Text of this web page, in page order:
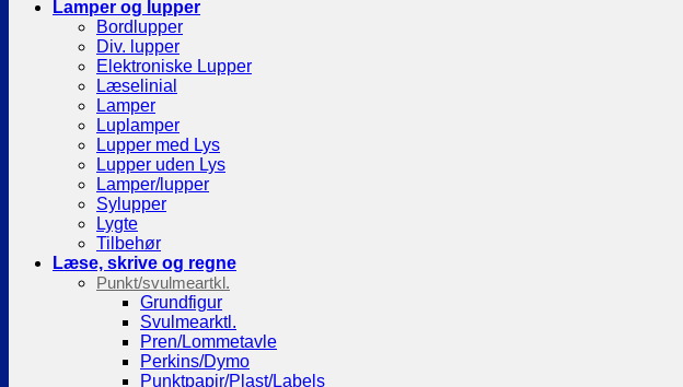
Lamper og lupper
Bordlupper
Div. lupper
Elektroniske Lupper
Læselinial
Lamper
Luplamper
Lupper med Lys
Lupper uden Lys
Lamper/lupper
Sylupper
Lygte
Tilbehør
Læse, skrive og regne
Punkt/svulmeartkl.
Grundfigur
Svulmearktl.
Pren/Lommetavle
Perkins/Dymo
Punktpapir/Plast/Labels